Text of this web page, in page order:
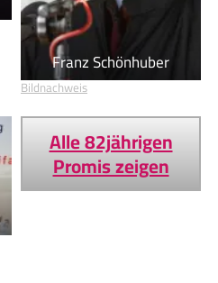
Franz Schönhuber
Bildnachweis
Alle 82jährigen
Promis zeigen